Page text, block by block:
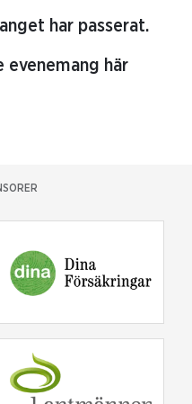
har passerat.
evenemang här